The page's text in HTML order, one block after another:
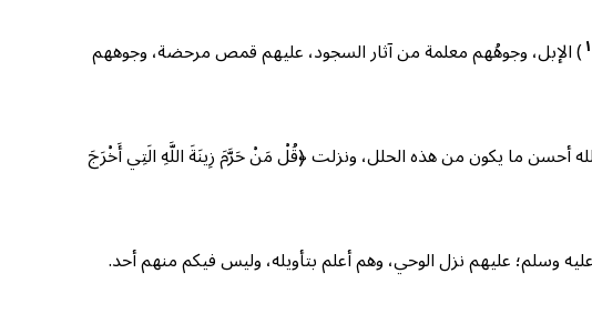
١) الإبل، وجوهُهم معلمة من آثار السجود، عليهم قمص مرحضة، وجوههم
أحسن ما يكون من هذه الحلل، ونزلت ﴿قُلْ مَنْ حَرَّمَ زِينَةَ اللَّهِ الَتِي أَخْرَجَ
وسلم؛ عليهم نزل الوحي، وهم أعلم بتأويله، وليس فيكم منهم أحد.